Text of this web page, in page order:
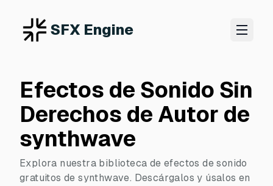
SFX Engine
Efectos de Sonido Sin
Derechos de Autor de
synthwave
Explora nuestra biblioteca de efectos de sonido
gratuitos de synthwave. Descárgalos y úsalos en